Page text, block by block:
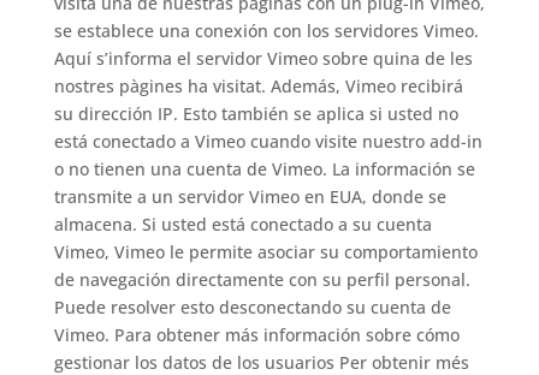
se establece una conexión con los servidores Vimeo.
Aquí s’informa el servidor Vimeo sobre quina de les
nostres pàgines ha visitat. Además, Vimeo recibirá
su dirección IP. Esto también se aplica si usted no
está conectado a Vimeo cuando visite nuestro add-in
o no tienen una cuenta de Vimeo. La información se
transmite a un servidor Vimeo en EUA, donde se
almacena. Si usted está conectado a su cuenta
Vimeo, Vimeo le permite asociar su comportamiento
de navegación directamente con su perfil personal.
Puede resolver esto desconectando su cuenta de
Vimeo. Para obtener más información sobre cómo
gestionar los datos de los usuarios Per obtenir més